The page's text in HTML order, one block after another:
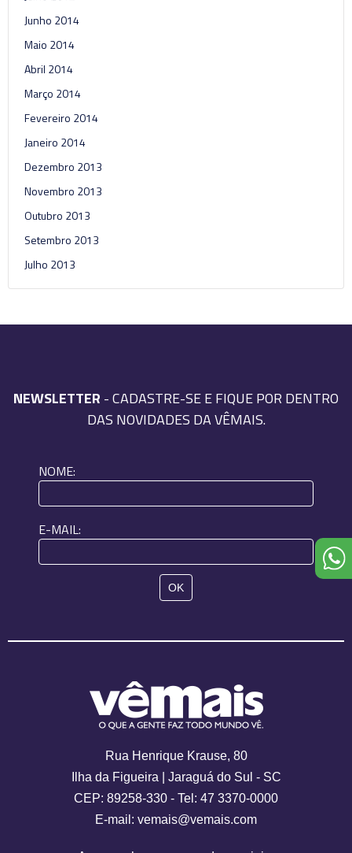
Junho 2014
Maio 2014
Abril 2014
Março 2014
Fevereiro 2014
Janeiro 2014
Dezembro 2013
Novembro 2013
Outubro 2013
Setembro 2013
Julho 2013
NEWSLETTER - CADASTRE-SE E FIQUE POR DENTRO
DAS NOVIDADES DA VÊMAIS.
NOME:
E-MAIL:
Rua Henrique Krause, 80
Ilha da Figueira | Jaraguá do Sul - SC
CEP: 89258-330 - Tel: 47 3370-0000
E-mail: vemais@vemais.com